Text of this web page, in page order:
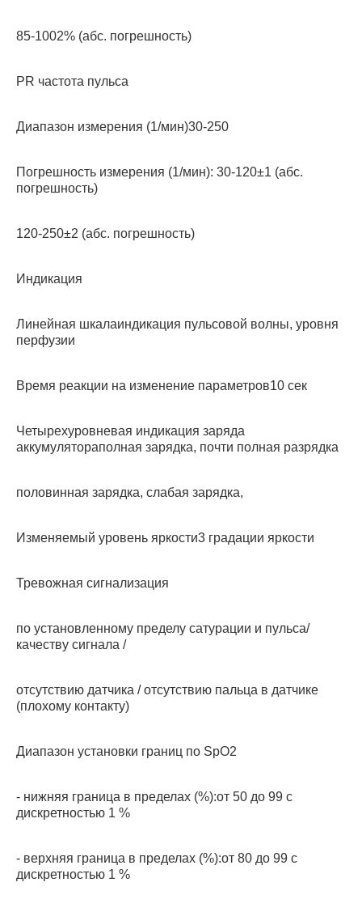
85-1002% (абс. погрешность)
PR частота пульса
Диапазон измерения (1/мин)30-250
Погрешность измерения (1/мин): 30-120±1 (абс.
погрешность)
120-250±2 (абс. погрешность)
Индикация
Линейная шкалаиндикация пульсовой волны, уровня
перфузии
Время реакции на изменение параметров10 сек
Четырехуровневая индикация заряда
аккумулятораполная зарядка, почти полная разрядка
половинная зарядка, слабая зарядка,
Изменяемый уровень яркости3 градации яркости
Тревожная сигнализация
по установленному пределу сатурации и пульса/
качеству сигнала /
отсутствию датчика / отсутствию пальца в датчике
(плохому контакту)
Диапазон установки границ по SpO2
- нижняя граница в пределах (%):от 50 до 99 с
дискретностью 1 %
- верхняя граница в пределах (%):от 80 до 99 с
дискретностью 1 %